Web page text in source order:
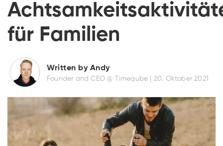
für Familien
Written by Andy
Founder and CEO @ Timeqube | 20. Oktober 2021